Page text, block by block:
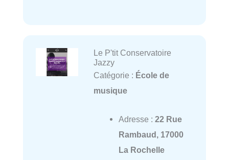
Le P'tit Conservatoire
Jazzy
Catégorie : École de
musique
Adresse : 22 Rue
Rambaud, 17000
La Rochelle